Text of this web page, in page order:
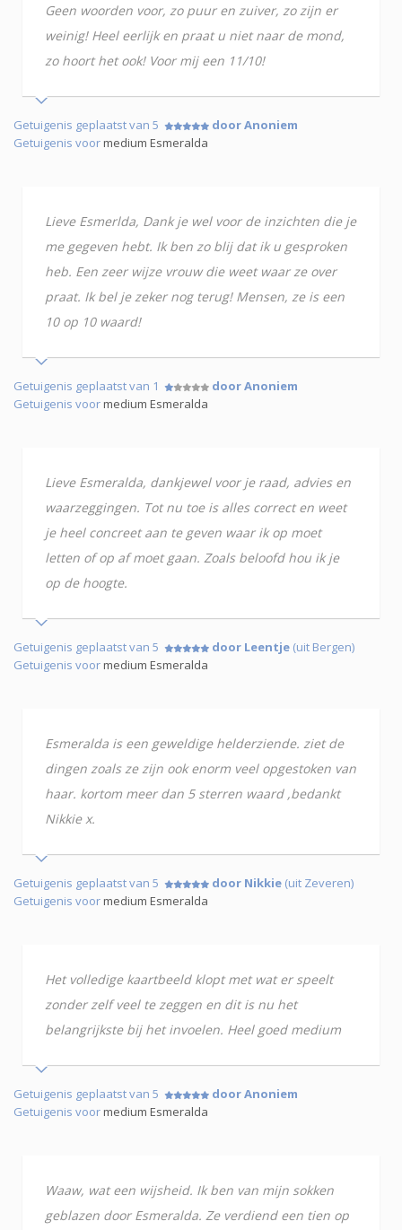
Geen woorden voor, zo puur en zuiver, zo zijn er
weinig! Heel eerlijk en praat u niet naar de mond,
zo hoort het ook! Voor mij een 11/10!
Getuigenis geplaatst van 5
door Anoniem
Getuigenis voormedium Esmeralda
Lieve Esmerlda, Dank je wel voor de inzichten die je
me gegeven hebt. Ik ben zo blij dat ik u gesproken
heb. Een zeer wijze vrouw die weet waar ze over
praat. Ik bel je zeker nog terug! Mensen, ze is een
10 op 10 waard!
Getuigenis geplaatst van 1
door Anoniem
Getuigenis voormedium Esmeralda
Lieve Esmeralda, dankjewel voor je raad, advies en
waarzeggingen. Tot nu toe is alles correct en weet
je heel concreet aan te geven waar ik op moet
letten of op af moet gaan. Zoals beloofd hou ik je
op de hoogte.
Getuigenis geplaatst van 5 door Leentje (uit Bergen)
Getuigenis voormedium Esmeralda
Esmeralda is een geweldige helderziende. ziet de
dingen zoals ze zijn ook enorm veel opgestoken van
haar. kortom meer dan 5 sterren waard ,bedankt
Nikkie x.
Getuigenis geplaatst van 5 door Nikkie (uit Zeveren)
Getuigenis voormedium Esmeralda
Het volledige kaartbeeld klopt met wat er speelt
zonder zelf veel te zeggen en dit is nu het
belangrijkste bij het invoelen. Heel goed medium
Getuigenis geplaatst van 5
door Anoniem
Getuigenis voormedium Esmeralda
Waaw, wat een wijsheid. Ik ben van mijn sokken
geblazen door Esmeralda. Ze verdiend een tien op